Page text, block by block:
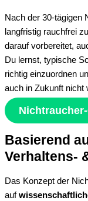
Nach der 30-tägigen
langfristig rauchfrei
darauf vorbereitet,
Du lernst, typische
richtig einzuordnen
auch in Zukunft nicht
Basierend
Verhaltens-
Das Konzept der
auf